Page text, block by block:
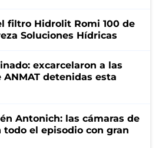
filtro Hidrolit Romi 100 de
Soluciones Hídricas
excarcelaron a las
detenidas esta
Antonich: las cámaras de
el episodio con gran